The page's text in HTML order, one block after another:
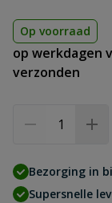
Op voorraad
op werkdagen
verzonden
Bezorging in
Supersnelle